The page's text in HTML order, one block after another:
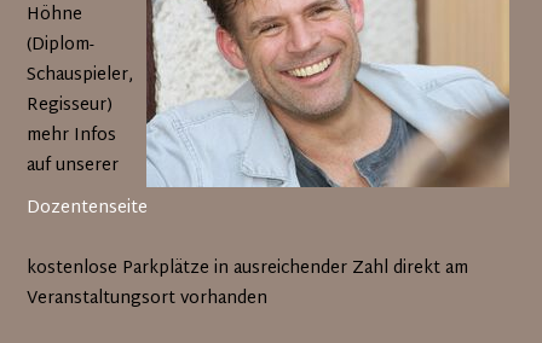
Höhne
(Diplom-
Schauspieler,
Regisseur)
mehr Infos
auf unserer
Dozentenseite
kostenlose Parkplätze in ausreichender Zahl direkt am
Veranstaltungsort vorhanden